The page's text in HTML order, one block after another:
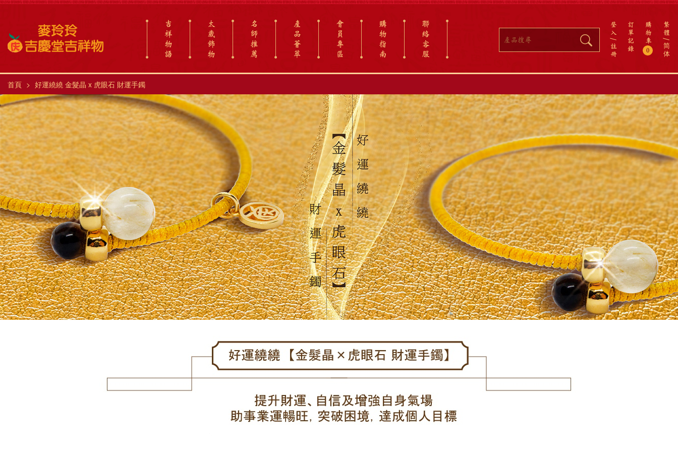
繁
體
简
体
購
物
車
0
訂
單
記
錄
登
入
註
冊
吉
祥
物
語
太
歲
飾
物
名
師
推
薦
產
品
薈
萃
會
員
專
區
購
物
指
南
聯
絡
客
服
首頁 好運繞繞 金髮晶 x 虎眼石 財運手鐲